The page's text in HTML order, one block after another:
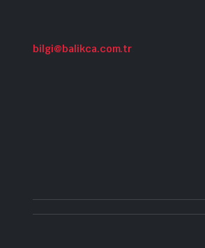
bilgi@balikca.com.tr